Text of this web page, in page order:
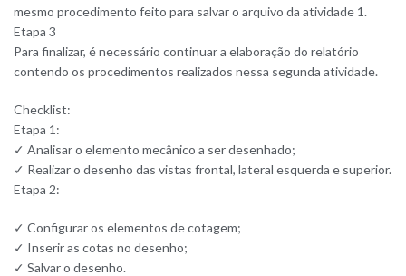
mesmo procedimento feito para salvar o arquivo da atividade 1.
Etapa 3
Para finalizar, é necessário continuar a elaboração do relatório
contendo os procedimentos realizados nessa segunda atividade.
Checklist:
Etapa 1:
✓ Analisar o elemento mecânico a ser desenhado;
✓ Realizar o desenho das vistas frontal, lateral esquerda e superior.
Etapa 2:
✓ Configurar os elementos de cotagem;
✓ Inserir as cotas no desenho;
✓ Salvar o desenho.